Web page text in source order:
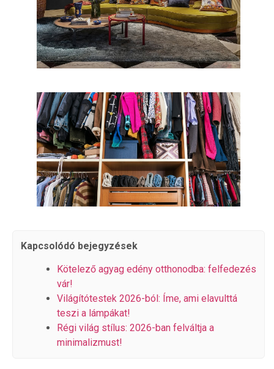
Kapcsolódó bejegyzések
Kötelező agyag edény otthonodba: felfedezés
vár!
Világítótestek 2026-ból: Íme, ami elavulttá
teszi a lámpákat!
Régi világ stílus: 2026-ban felváltja a
minimalizmust!